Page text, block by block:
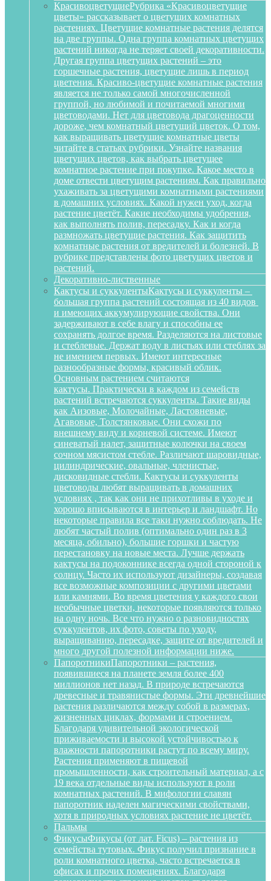
КрасивоцветущиеРубрика «Красивоцветущие
цветы» рассказывает о цветущих комнатных
растениях. Цветущие комнатные растения делятся
на две группы. Одна группа комнатных цветущих
растений никогда не теряет своей декоративности.
Другая группа цветущих растений – это
горшечные растения, цветущие лишь в период
цветения. Красиво-цветущие комнатные растения
является не только самой многочисленной
группой, но любимой и почитаемой многими
цветоводами. Нет для цветовода драгоценности
дороже, чем комнатный цветущий цветок. О том,
как выращивать цветущие комнатные цветы
читайте в статьях рубрики. Узнайте названия
цветущих цветов, как выбрать цветущее
комнатное растение при покупке. Какое место в
доме отвести цветущим растениям. Как правильно
ухаживать за цветущими комнатными растениями
в домашних условиях. Какой нужен уход, когда
растение цветёт. Какие необходимы удобрения,
как выполнять полив, пересадку. Как и когда
размножать цветущие растения. Как защитить
комнатные растения от вредителей и болезней. В
рубрике представлены фото цветущих цветов и
растений.
Декоративно-лиственные
Кактусы и суккулентыКактусы и суккуленты –
большая группа растений состоящая из 40 видов
и имеющих аккумулирующие свойства. Они
задерживают в себе влагу и способны ее
сохранять долгое время. Разделяются на листовые
и стеблевые. Держат воду в листьях или стеблях за
не имением первых. Имеют интересные
разнообразные формы, красивый облик.
Основным растением считаются
кактусы. Практически в каждом из семейств
растений встречаются суккуленты. Такие виды
как Аизовые, Молочайные, Ластовневые,
Агавовые, Толстянковые. Они схожи по
внешнему виду и корневой системе. Имеют
синеватый налет, защитные колючки на своем
сочном мясистом стебле. Различают шаровидные,
цилиндрические, овальные, членистые,
дисковидные стебли. Кактусы и суккуленты
цветоводы любят выращивать в домашних
условиях , так как они не прихотливы в уходе и
хорошо вписываются в интерьер и ландшафт. Но
некоторые правила все таки нужно соблюдать. Не
любят частый полив (оптимально один раз в 3
месяца, обильно), большие горшки и частую
перестановку на новые места. Лучше держать
кактусы на подоконнике всегда одной стороной к
солнцу. Часто их используют дизайнеры, создавая
все возможные композиции с другими цветами
или камнями. Во время цветения у каждого свои
необычные цветки, некоторые появляются только
на одну ночь. Все что нужно о разновидностях
суккулентов, их фото, советы по уходу,
выращиванию, пересадке, защите от вредителей и
много другой полезной информации ниже.
ПапоротникиПапоротники – растения,
появившиеся на планете земля более 400
миллионов нет назад. В природе встречаются
древесные и травянистые формы. Эти древнейшие
растения различаются между собой в размерах,
жизненных циклах, формами и строением.
Благодаря удивительной экологической
приживаемости и высокой устойчивостью к
влажности папоротники растут по всему миру.
Растения применяют в пищевой
промышленности, как строительный материал, а с
19 века отдельные виды используют в роли
комнатных растений. В мифологии славян
папоротник наделен магическими свойствами,
хотя в природных условиях растение не цветёт.
Пальмы
ФикусыФикусы (от лат. Ficus) – растения из
семейства тутовых. Фикус получил признание в
роли комнатного цветка, часто встречается в
офисах и прочих помещениях. Благодаря